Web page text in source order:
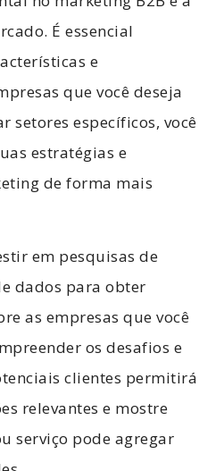
É essencial
e
que você deseja
setores específicos, você
estratégias e
de forma mais
em pesquisas de
dados para obter
as empresas que você
os desafios e
clientes permitirá
relevantes e mostre
serviço pode agregar